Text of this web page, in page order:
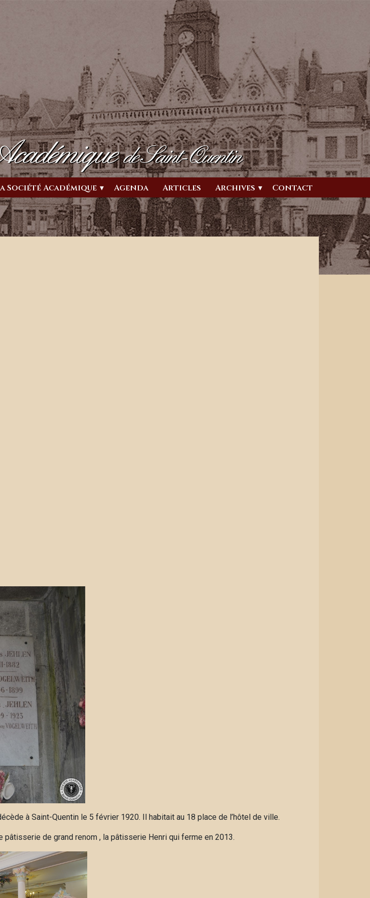
de Saint-Quentin
Société Académique Agenda Articles Archives Contact
à Saint-Quentin le 5 février 1920. Il habitait au 18 place de l’hôtel de ville.
de grand renom , la pâtisserie Henri qui ferme en 2013.